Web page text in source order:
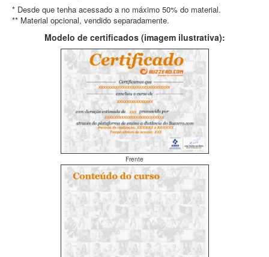
* Desde que tenha acessado a no máximo 50% do material.
** Material opcional, vendido separadamente.
Modelo de certificados (imagem ilustrativa):
Frente